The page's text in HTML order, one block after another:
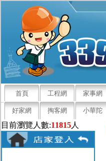
首頁 工程網 家事網
好家網 掏客網 小華陀
目前瀏覽人數:11815人